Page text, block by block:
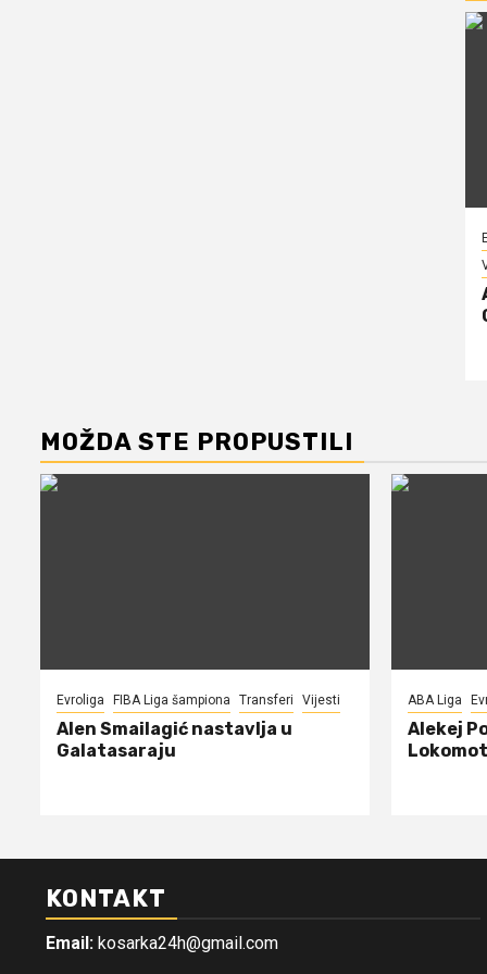
MOŽDA STE PROPUSTILI
Evroliga FIBA Liga šampiona Transferi Vijesti
Alen Smailagić nastavlja u
Galatasaraju
ABA Liga
Alekej
KONTAKT
Email: kosarka24h@gmail.com